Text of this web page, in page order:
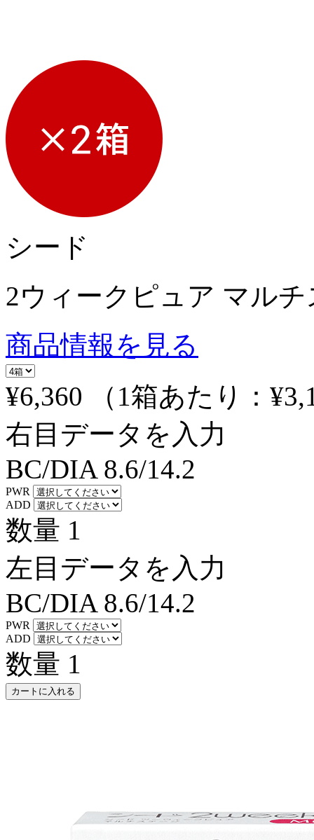
シード
2ウィークピュア マル
商品情報を見る
¥6,360
（1箱あたり：
右目データを入力
BC/DIA 8.6/14.2
PWR
ADD
数量 1
左目データを入力
BC/DIA 8.6/14.2
PWR
ADD
数量 1
カートに入れる